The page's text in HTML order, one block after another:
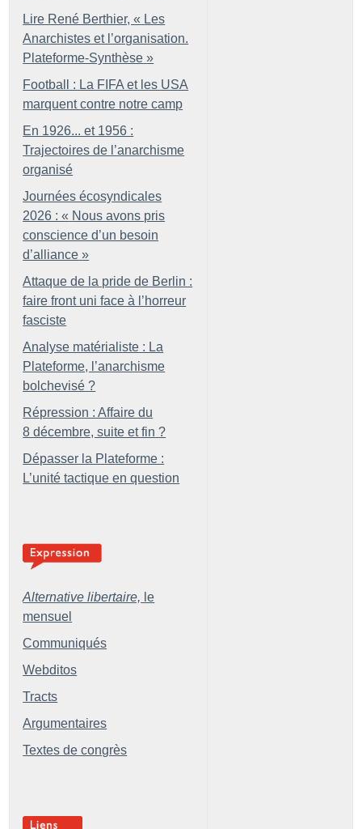
Lire René Berthier, « Les
Anarchistes et l’organisation.
Plateforme-Synthèse »
Football : La FIFA et les USA
marquent contre notre camp
En 1926... et 1956 :
Trajectoires de l’anarchisme
organisé
Journées écosyndicales
2026 : « Nous avons pris
conscience d’un besoin
d’alliance »
Attaque de la pride de Berlin :
faire front uni face à l’horreur
fasciste
Analyse matérialiste : La
Plateforme, l’anarchisme
bolchevisé ?
Répression : Affaire du
8 décembre, suite et fin ?
Dépasser la Plateforme :
L’unité tactique en question
Alternative libertaire, le
mensuel
Communiqués
Webditos
Tracts
Argumentaires
Textes de congrès